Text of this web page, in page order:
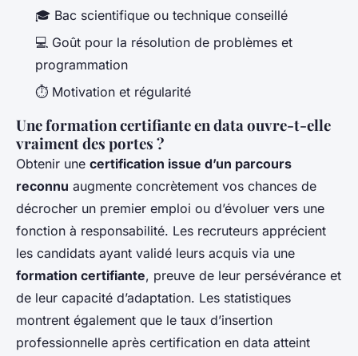
🎓 Bac scientifique ou technique conseillé
💻 Goût pour la résolution de problèmes et
programmation
⏱ Motivation et régularité
Une formation certifiante en data ouvre-t-elle
vraiment des portes ?
Obtenir une certification issue d’un parcours
reconnu augmente concrètement vos chances de
décrocher un premier emploi ou d’évoluer vers une
fonction à responsabilité. Les recruteurs apprécient
les candidats ayant validé leurs acquis via une
formation certifiante, preuve de leur persévérance et
de leur capacité d’adaptation. Les statistiques
montrent également que le taux d’insertion
professionnelle après certification en data atteint